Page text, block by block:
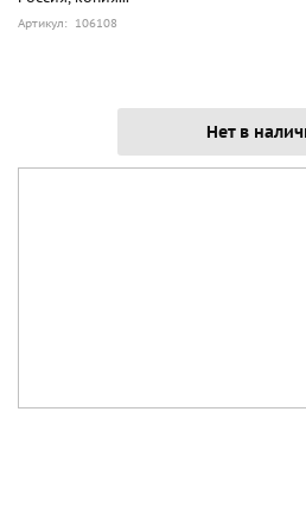
Артикул: 106108
Нет в